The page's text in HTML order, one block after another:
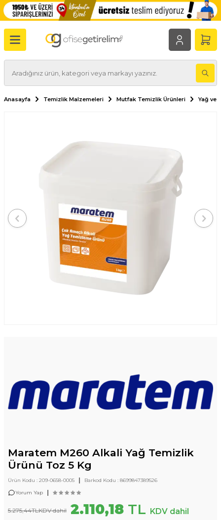
Anasayfa Temizlik Malzemeleri Mutfak Temizlik Ürünleri Yağ ve
Maratem M260 Alkali Yağ Temizlik
Ürünü Toz 5 Kg
Ürün Kodu : 209-0658-0005 | Barkod Kodu : 8699847389526
Yorum Yap
|
5.275,44TLKDV dahil 2.110,18 TL KDV dahil